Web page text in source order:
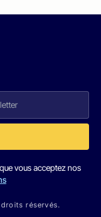
vous acceptez nos
réservés.